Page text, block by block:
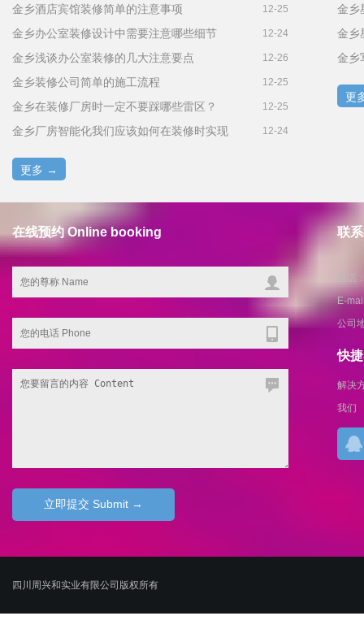
金乡酒店宾馆装修简单的注意事项 12-25
金乡办公室装修设计中需要注意哪些细节 12-24
金乡浅谈办公室装修的几大注意要点 12-26
金乡装修公司简单的施工流程 12-25
金乡在装修厂房时一定不要踩哪些雷区？ 12-25
金乡厂房智能化我们应该如何在装修时实现 12-24
更多 →
金乡
更
在线预约 Online booking 联
电话
E-
公司
快
解决
我们
四川周兴和实业有限公司版权所有